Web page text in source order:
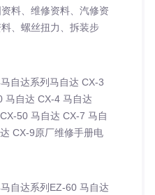
料、维修资料、汽修资
、螺丝扭力、拆装步
自达系列马自达 CX-3
马自达 CX-4 马自达
50 马自达 CX-7 马自
CX-9原厂维修手册电
自达系列EZ-60 马自达